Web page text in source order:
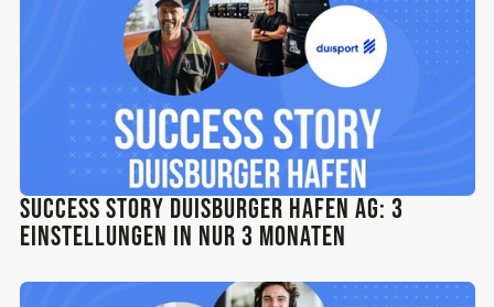
Success Story Duisburger Hafen AG: 3
Einstellungen in nur 3 Monaten